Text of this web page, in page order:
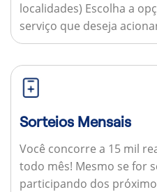
localidades) Escolha a
serviço que deseja
Sorteios Mensais
Você concorre a 15 mil
todo mês! Mesmo se for
participando dos